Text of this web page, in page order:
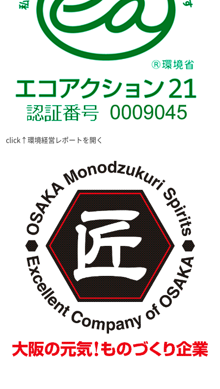
click↑環境経営レポートを開く